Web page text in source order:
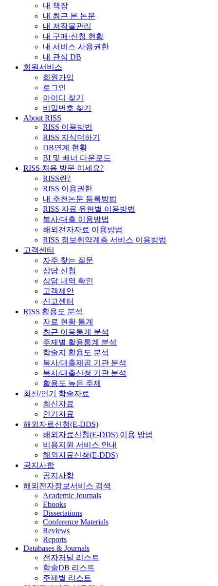
내 책장
내 최근 본 논문
내 저작물관리
내 구매·신청 현황
내 서비스 사용권한
내 관심 DB
회원서비스
회원가입
로그인
아이디 찾기
비밀번호 찾기
About RISS
RISS 이용방법
RISS 지식더하기
DB연계 현황
BI 및 배너 다운로드
RISS 처음 방문 이세요?
RISS란?
RISS 이용권한
내 추천논문 등록방법
RISS 자료 유형별 이용방법
복사/대출 이용방법
해외전자자료 이용방법
RISS 정보취약계층 서비스 이용방법
고객센터
자주 찾는 질문
상담 신청
상담 내역 확인
고객제안
신고센터
RISS 활용도 분석
자료 현황 통계
최근 이용통계 분석
주제별 활용통계 분석
학술지 활용도 분석
복사/대출제공 기관 분석
복사/대출신청 기관 분석
활용도 높은 주제
최신/인기 학술자료
최신자료
인기자료
해외자료신청(E-DDS)
해외자료신청(E-DDS) 이용 방법
비용지원 서비스 안내
해외자료신청(E-DDS)
공지사항
공지사항
해외전자정보서비스 검색
Academic Journals
Ebooks
Dissertations
Conference Materials
Reviews
Reports
Databases & Journals
전자저널 리스트
학술DB 리스트
주제별 리스트